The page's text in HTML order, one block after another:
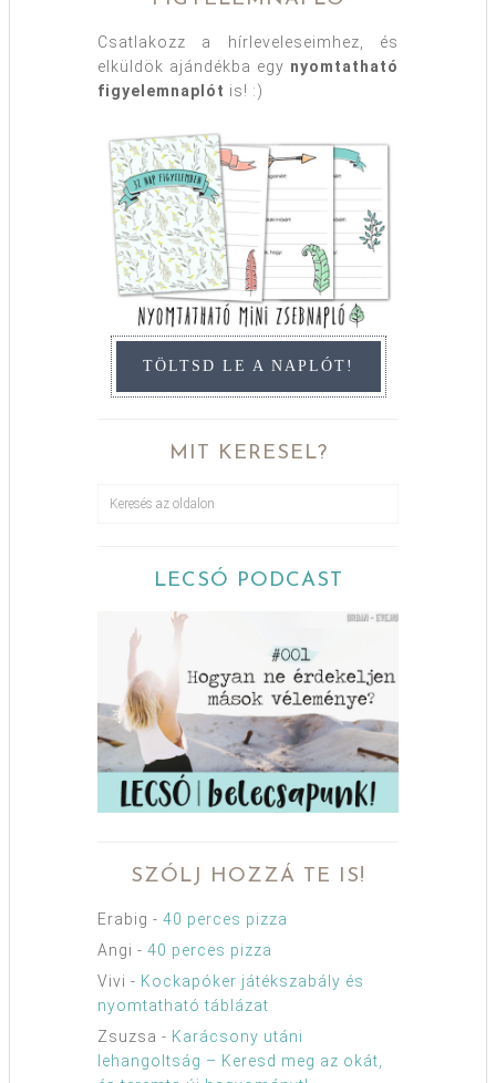
Csatlakozz a hírleveleseimhez, és
elküldök ajándékba egy nyomtatható
figyelemnaplót is! :)
TÖLTSD LE A NAPLÓT!
MIT KERESEL?
LECSÓ PODCAST
SZÓLJ HOZZÁ TE IS!
Erabig - 40 perces pizza
Angi - 40 perces pizza
Vivi - Kockapóker játékszabály és
nyomtatható táblázat
Zsuzsa - Karácsony utáni
lehangoltság – Keresd meg az okát,